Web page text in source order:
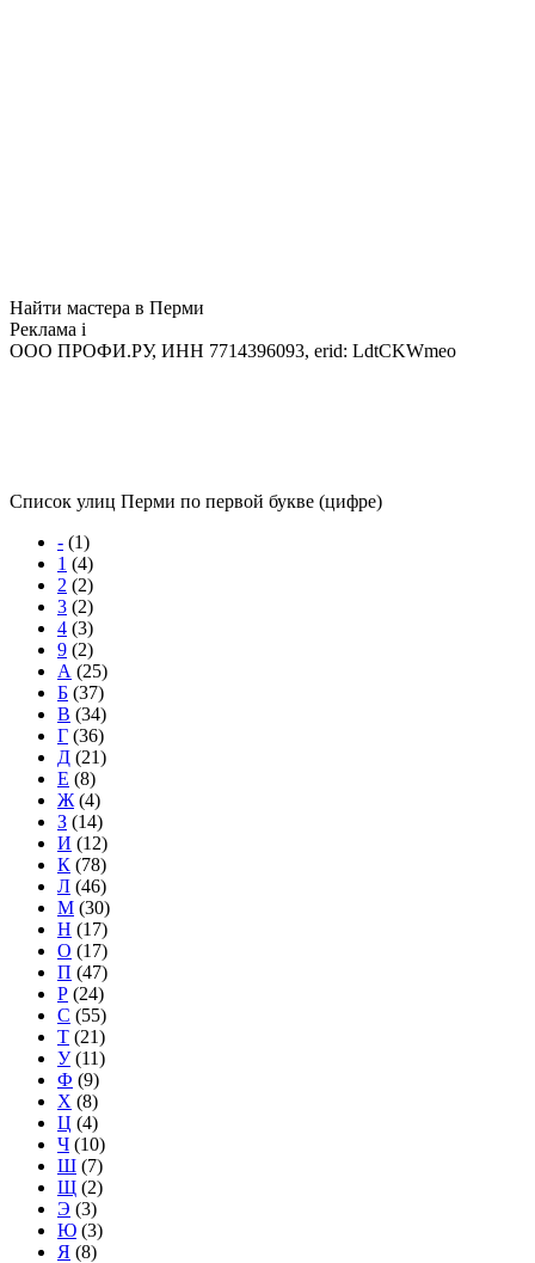
Найти мастера в Перми
Реклама i
ООО ПРОФИ.РУ, ИНН 7714396093, erid: LdtCKWmeo
Список улиц Перми по первой букве (цифре)
- (1)
1 (4)
2 (2)
3 (2)
4 (3)
9 (2)
А (25)
Б (37)
В (34)
Г (36)
Д (21)
Е (8)
Ж (4)
З (14)
И (12)
К (78)
Л (46)
М (30)
Н (17)
О (17)
П (47)
Р (24)
С (55)
Т (21)
У(11)
Ф (9)
Х (8)
Ц (4)
Ч (10)
Ш (7)
Щ (2)
Э (3)
Ю (3)
Я (8)